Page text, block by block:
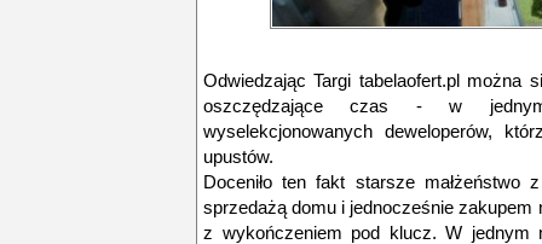
Odwiedzając Targi tabelaofert.pl można
oszczędzające czas - w
wyselekcjonowanych deweloperów,
upustów.
Doceniło ten fakt starsze małżeństwo
sprzedażą domu i jednocześnie zakupem
z wykończeniem pod klucz. W jednym